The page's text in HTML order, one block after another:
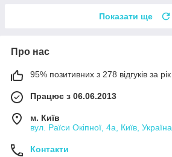
Показати ще
Про нас
95% позитивних з 278 відгуків за рік
Працює з 06.06.2013
м. Київ
вул. Раїси Окіпної, 4а, Київ, Україна
Контакти